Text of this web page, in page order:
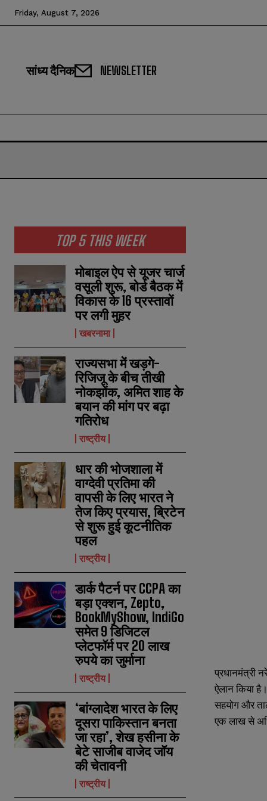
Friday, August 7, 2026
सांध्य दैनिक NEWSLETTER
TOP 5 THIS WEEK
मोबाइल ऐप से यूजर चार्ज
वसूली शुरू, बोर्ड बैठक में
विकास के 16 प्रस्तावों
पर लगी मुहर
खबरनामा
राज्यसभा में खड़गे-
रिजिजू के बीच तीखी
नोकझोंक, अमित शाह के
बयान की मांग पर बढ़ा
गतिरोध
राष्ट्रीय
धार की भोजशाला में
वाग्देवी प्रतिमा की
वापसी के लिए भारत ने
तेज किए प्रयास, ब्रिटेन
से शुरू हुई कूटनीतिक
पहल
राष्ट्रीय
डार्क पैटर्न पर CCPA का
बड़ा एक्शन, Zepto,
BookMyShow, IndiGo
समेत 9 डिजिटल
प्लेटफॉर्म पर 20 लाख
रुपये का जुर्माना
राष्ट्रीय
‘बांग्लादेश भारत के लिए
दूसरा पाकिस्तान बनता
जा रहा’, शेख हसीना के
बेटे साजीब वाजेद जॉय
की चेतावनी
राष्ट्रीय
प्रधानमंत्री
ऐलान किया
सहयोग और
एक लाख से